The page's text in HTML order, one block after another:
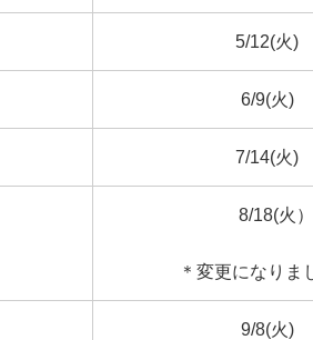
5/12(火)
6/9(火)
7/14(火)
8/18(火）
＊変更になりま
9/8(火)